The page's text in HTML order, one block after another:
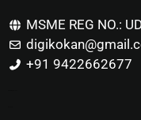
MSME REG NO.:
+91 9422662677